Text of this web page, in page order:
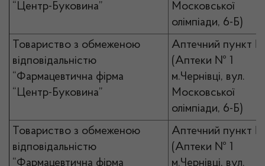
“Центр-Буковина”
Московської
олімпіади, 6-Б)
Товариство з обмеженою
відповідальністю
“Фармацевтична фірма
“Центр-Буковина”
Аптечний пункт
(Аптеки № 1
м.Чернівці, вул.
Московської
олімпіади, 6-Б)
Товариство з обмеженою
відповідальністю
“Фармацевтична фірма
Аптечний пункт
(Аптеки № 1
м.Чернівці, вул.